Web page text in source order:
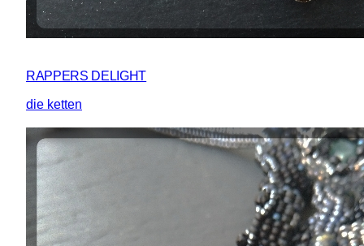
RAPPERS DELIGHT
die ketten